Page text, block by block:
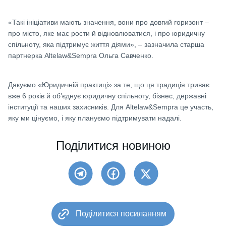
«Такі ініціативи мають значення, вони про довгий горизонт –
про місто, яке має рости й відновлюватися, і про юридичну
спільноту, яка підтримує життя діями», – зазначила старша
партнерка Altelaw&Sempra Ольга Савченко.
Дякуємо «Юридичній практиці» за те, що ця традиція триває
вже 6 років й об’єднує юридичну спільноту, бізнес, державні
інституції та наших захисників. Для Altelaw&Sempra це участь,
яку ми цінуємо, і яку плануємо підтримувати надалі.
Поділитися новиною
Поділитися посиланням